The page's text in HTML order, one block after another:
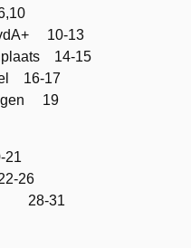
10-13
14-15
16-17
19
26
28-31